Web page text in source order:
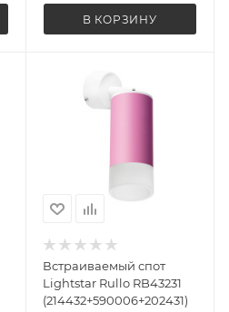
В КОРЗИНУ
Встраиваемый спот
Lightstar Rullo RB43231
(214432+590006+202431)